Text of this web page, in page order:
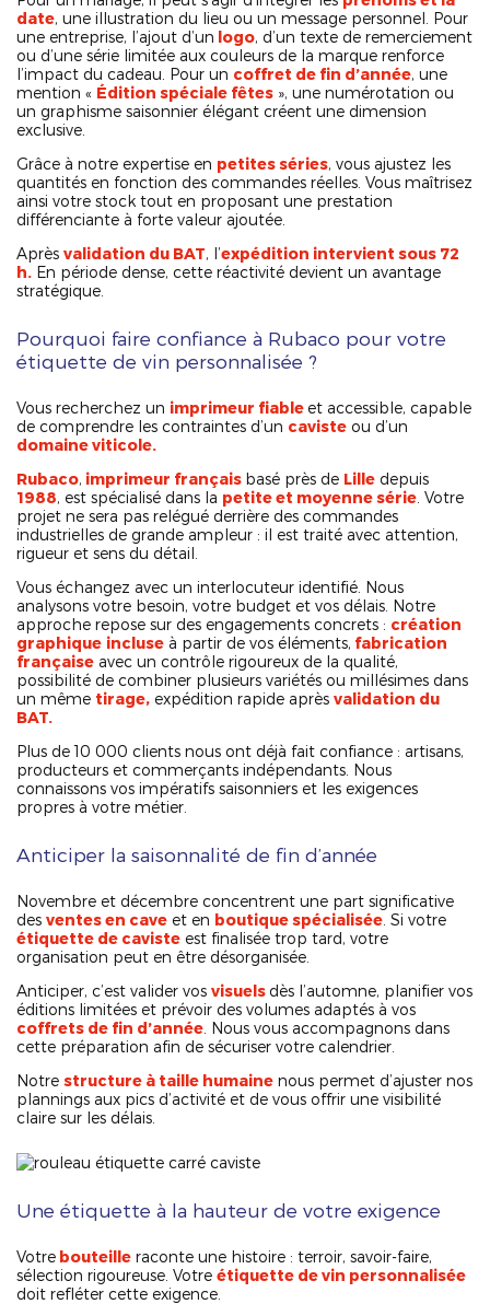
date, une illustration du lieu ou un message personnel. Pour
une entreprise, l’ajout d’un logo, d’un texte de remerciement
ou d’une série limitée aux couleurs de la marque renforce
l’impact du cadeau. Pour un coffret de fin d’année, une
mention « Édition spéciale fêtes », une numérotation ou
un graphisme saisonnier élégant créent une dimension
exclusive.
Grâce à notre expertise en petites séries, vous ajustez les
quantités en fonction des commandes réelles. Vous maîtrisez
ainsi votre stock tout en proposant une prestation
différenciante à forte valeur ajoutée.
Après validation du BAT, l’expédition intervient sous 72
h. En période dense, cette réactivité devient un avantage
stratégique.
Pourquoi faire confiance à Rubaco pour votre
étiquette de vin personnalisée ?
Vous recherchez un imprimeur fiable et accessible, capable
de comprendre les contraintes d’un caviste ou d’un
domaine viticole.
Rubaco, imprimeur français basé près de Lille depuis
1988, est spécialisé dans la petite et moyenne série . Votre
projet ne sera pas relégué derrière des commandes
industrielles de grande ampleur : il est traité avec attention,
rigueur et sens du détail.
Vous échangez avec un interlocuteur identifié. Nous
analysons votre besoin, votre budget et vos délais. Notre
approche repose sur des engagements concrets : création
graphique incluse à partir de vos éléments, fabrication
française avec un contrôle rigoureux de la qualité,
possibilité de combiner plusieurs variétés ou millésimes dans
un même tirage, expédition rapide après validation du
BAT.
Plus de 10 000 clients nous ont déjà fait confiance : artisans,
producteurs et commerçants indépendants. Nous
connaissons vos impératifs saisonniers et les exigences
propres à votre métier.
Anticiper la saisonnalité de fin d’année
Novembre et décembre concentrent une part significative
des ventes en cave et en boutique spécialisée . Si votre
étiquette de caviste est finalisée trop tard, votre
organisation peut en être désorganisée.
Anticiper, c’est valider vos visuels dès l’automne, planifier vos
éditions limitées et prévoir des volumes adaptés à vos
coffrets de fin d’année . Nous vous accompagnons dans
cette préparation afin de sécuriser votre calendrier.
Notre structure à taille humaine nous permet d’ajuster nos
plannings aux pics d’activité et de vous offrir une visibilité
claire sur les délais.
Une étiquette à la hauteur de votre exigence
Votre bouteille raconte une histoire : terroir, savoir-faire,
sélection rigoureuse. Votre étiquette de vin personnalisée
doit refléter cette exigence.